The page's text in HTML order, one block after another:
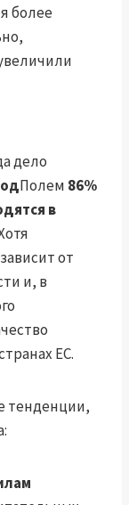
более
дело
Полем 86%
в
от
и, в
ЕС.
тенденции,